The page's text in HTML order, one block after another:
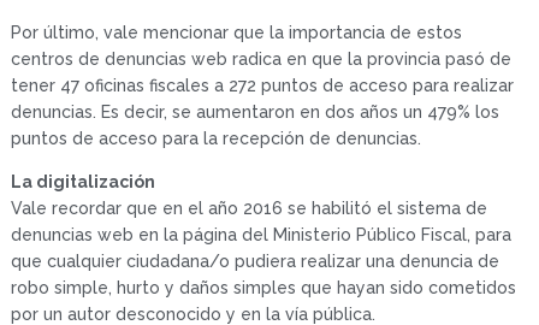
Por último, vale mencionar que la importancia de estos
centros de denuncias web radica en que la provincia pasó de
tener 47 oficinas fiscales a 272 puntos de acceso para realizar
denuncias. Es decir, se aumentaron en dos años un 479% los
puntos de acceso para la recepción de denuncias.
La digitalización
Vale recordar que en el año 2016 se habilitó el sistema de
denuncias web en la página del Ministerio Público Fiscal, para
que cualquier ciudadana/o pudiera realizar una denuncia de
robo simple, hurto y daños simples que hayan sido cometidos
por un autor desconocido y en la vía pública.